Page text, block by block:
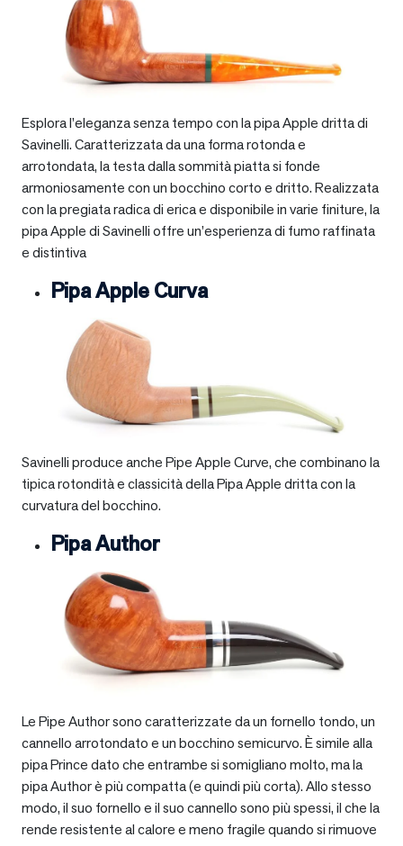
Esplora l’eleganza senza tempo con la pipa Apple dritta di
Savinelli. Caratterizzata da una forma rotonda e
arrotondata, la testa dalla sommità piatta si fonde
armoniosamente con un bocchino corto e dritto. Realizzata
con la pregiata radica di erica e disponibile in varie finiture, la
pipa Apple di Savinelli offre un’esperienza di fumo raffinata
e distintiva
Pipa Apple Curva
Savinelli produce anche Pipe Apple Curve, che combinano la
tipica rotondità e classicità della Pipa Apple dritta con la
curvatura del bocchino.
Pipa Author
Le Pipe Author sono caratterizzate da un fornello tondo, un
cannello arrotondato e un bocchino semicurvo. È simile alla
pipa Prince dato che entrambe si somigliano molto, ma la
pipa Author è più compatta (e quindi più corta). Allo stesso
modo, il suo fornello e il suo cannello sono più spessi, il che la
rende resistente al calore e meno fragile quando si rimuove